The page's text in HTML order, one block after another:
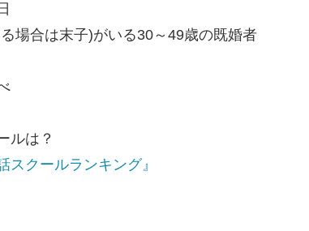
場合は末子)がいる30～49歳の既婚者
ルは？
クールランキング』